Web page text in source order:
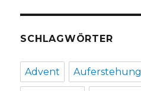
SCHLAGWÖRTER
Advent Auferstehung